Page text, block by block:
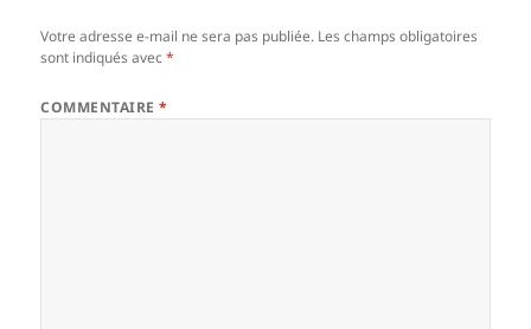
Votre adresse e-mail ne sera pas publiée. Les champs obligatoires
sont indiqués avec*
COMMENTAIRE*